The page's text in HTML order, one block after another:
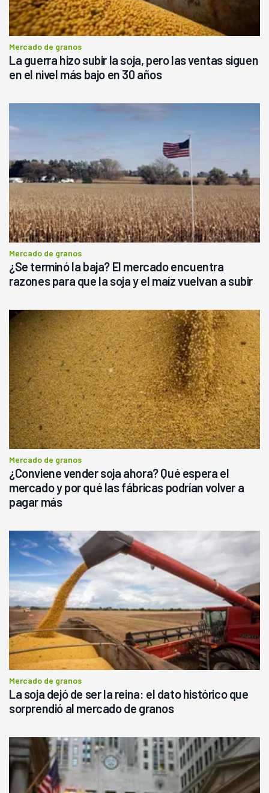
Mercado de granos
La guerra hizo subir la soja, pero las ventas siguen
en el nivel más bajo en 30 años
Mercado de granos
¿Se terminó la baja? El mercado encuentra
razones para que la soja y el maíz vuelvan a subir
Mercado de granos
¿Conviene vender soja ahora? Qué espera el
mercado y por qué las fábricas podrían volver a
pagar más
Mercado de granos
La soja dejó de ser la reina: el dato histórico que
sorprendió al mercado de granos